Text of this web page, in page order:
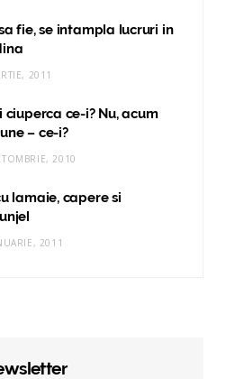
fie, se intampla lucruri in
2011
ciuperca ce-i? Nu, acum
– ce-i?
2010
lamaie, capere si
2011